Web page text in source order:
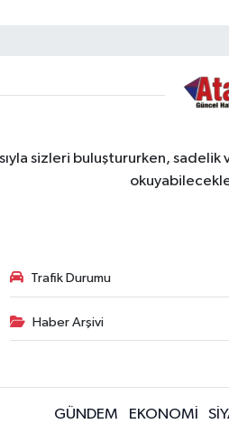
sizleri buluştururken,
Trafik Durumu
Haber Arşivi
GÜNDEM EKONOMİ